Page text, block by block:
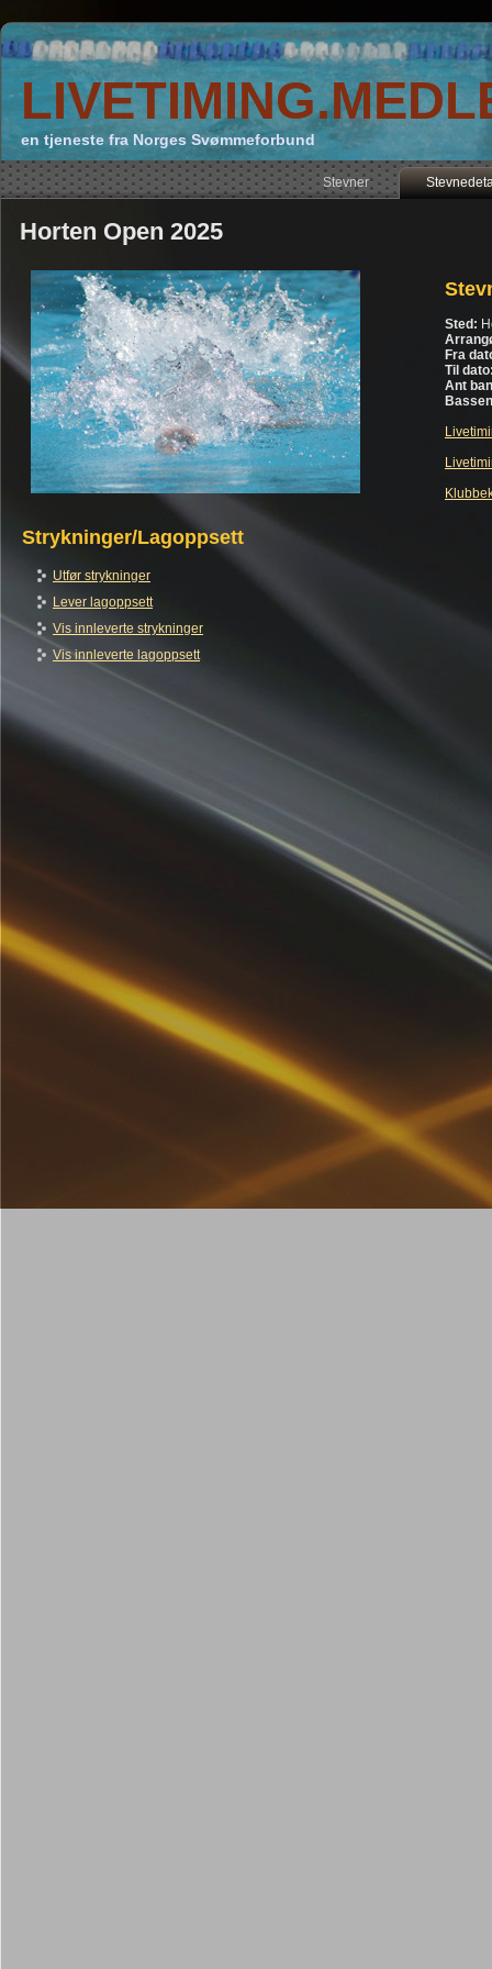
en tjeneste fra Norges Svømmeforbund
Stevner
Horten Open 2025
Sted:
Fra
Til
Ant
Strykninger/Lagoppsett
Utfør strykninger
Lever lagoppsett
Vis innleverte strykninger
Vis innleverte lagoppsett